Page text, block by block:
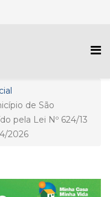
de São
pela Lei Nº 624/13
2026